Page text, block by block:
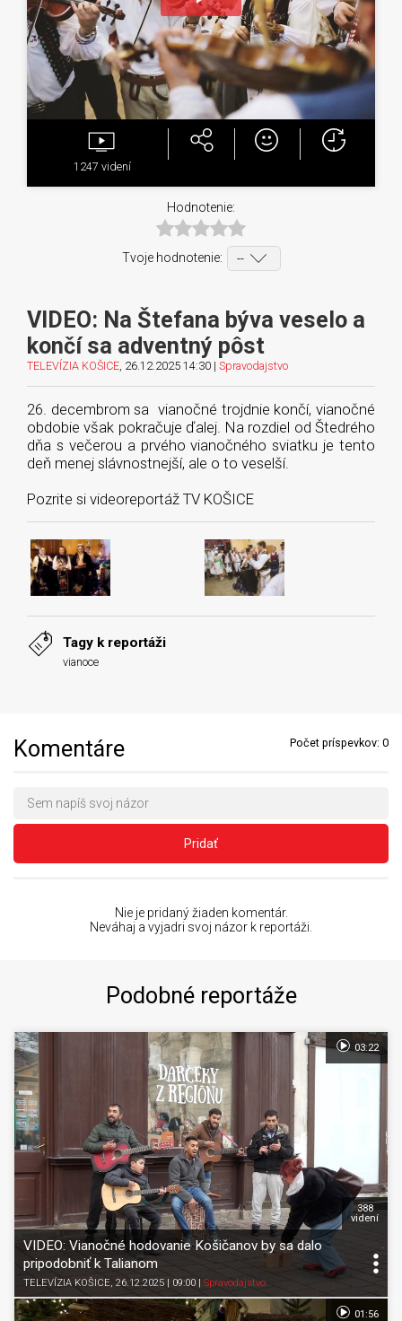
Play
Video
1247 videní
Hodnotenie:
Tvoje hodnotenie:
VIDEO: Na Štefana býva veselo a
končí sa adventný pôst
TELEVÍZIA KOŠICE , 26.12.2025 14:30 | Spravodajstvo
26. decembrom sa vianočné trojdnie končí, vianočné
obdobie však pokračuje ďalej. Na rozdiel od Štedrého
dňa s večerou a prvého vianočného sviatku je tento
deň menej slávnostnejší, ale o to veselší.
Pozrite si videoreportáž TV KOŠICE
Tagy k reportáži
vianoce
Komentáre Počet príspevkov: 0
Pridať
Nie je pridaný žiaden komentár.
Neváhaj a vyjadri svoj názor k reportáži.
Podobné reportáže
VIDEO: Vianočné hodovanie Košičanov by sa dalo
pripodobniť k Talianom
TELEVÍZIA KOŠICE, 26.12.2025 | 09:00 Spravodajstvo
388
videní
03:22
01:56